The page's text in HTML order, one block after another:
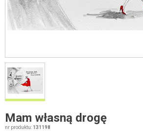
Mam własną drogę
nr produktu: 131198